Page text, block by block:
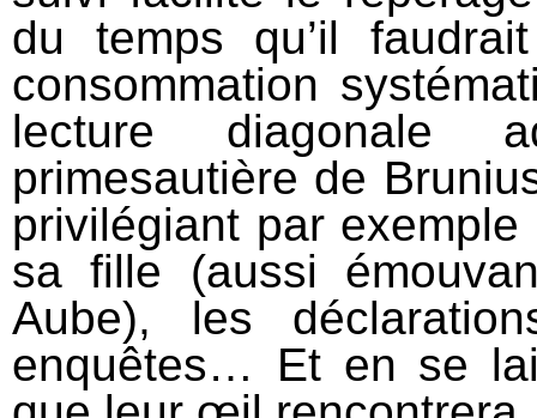
du temps qu’il
consommation
lecture diagonale
primesautière de
privilégiant par
sa fille (aussi
Aube), les
enquêtes… Et en se